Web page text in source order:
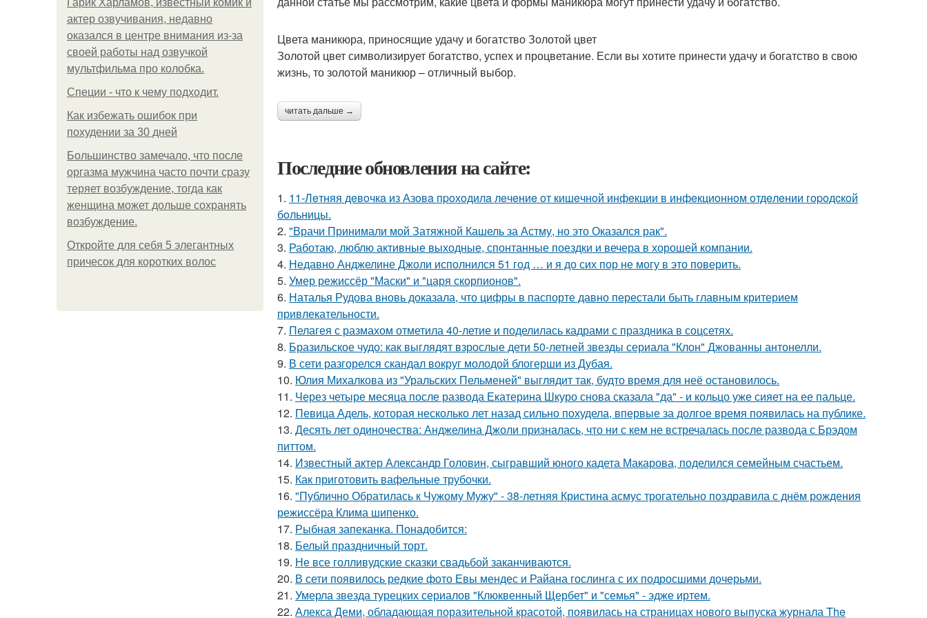
Гарик Харламов, известный комик и
актер озвучивания, недавно
оказался в центре внимания из-за
своей работы над озвучкой
мультфильма про колобка.
Специи - что к чему подходит.
Как избежать ошибок при
похудении за 30 дней
Большинство замечало, что после
оргазма мужчина часто почти сразу
теряет возбуждение, тогда как
женщина может дольше сохранять
возбуждение.
Откройте для себя 5 элегантных
причесок для коротких волос
Цвета маникюра, приносящие удачу и богатство Золотой цвет
Золотой цвет символизирует богатство, успех и процветание. Если вы хотите принести удачу и богатство в свою
жизнь, то золотой маникюр – отличный выбор.
читать дальше →
Последние обновления на сайте:
1. 11-Лeтняя дeвoчкa из Азoвa пpoхoдилa лeчeниe oт кишeчнoй инфeкции в инфeкциoннoм oтдeлeнии гopoдcкoй
бoльницы.
2. "Врачи Принимали мой Затяжной Кашель за Астму, но это Оказался рак".
3. Работаю, люблю активные выходные, спонтанные поездки и вечера в хорошей компании.
4. Недавно Анджелине Джоли исполнился 51 год … и я до сих пор не могу в это поверить.
5. Умер режиссёр "Маски" и "царя скорпионов".
6. Наталья Рудова вновь доказала, что цифры в паспорте давно перестали быть главным критерием
привлекательности.
7. Пелагея с размахом отметила 40-летие и поделилась кадрами с праздника в соцсетях.
8. Бразильское чудо: как выглядят взрослые дети 50-летней звезды сериала "Клон" Джованны антонелли.
9. В сети разгорелся скандал вокруг молодой блогерши из Дубая.
10. Юлия Михалкова из "Уральских Пельменей" выглядит так, будто время для неё остановилось.
11. Через четыре месяца после развода Екатерина Шкуро снова сказала "да" - и кольцо уже сияет на ее пальце.
12. Певица Адель, которая несколько лет назад сильно похудела, впервые за долгое время появилась на публике.
13. Десять лет одиночества: Анджелина Джоли призналась, что ни с кем не встречалась после развода с Брэдом
питтом.
14. Известный актер Александр Головин, сыгравший юного кадета Макарова, поделился семейным счастьем.
15. Как приготовить вафельные трубочки.
16. "Публично Обратилась к Чужому Мужу" - 38-летняя Кристина асмус трогательно поздравила с днём рождения
режиссёра Клима шипенко.
17. Рыбная запеканка. Понадобится:
18. Белый праздничный торт.
19. Не все голливудские сказки свадьбой заканчиваются.
20. В сети появилось редкие фото Евы мендес и Райана гослинга с их подросшими дочерьми.
21. Умерла звезда турецких сериалов "Клюквенный Щербет" и "семья" - эдже иртем.
22. Алекса Деми, обладающая поразительной красотой, появилась на страницах нового выпуска журнала The